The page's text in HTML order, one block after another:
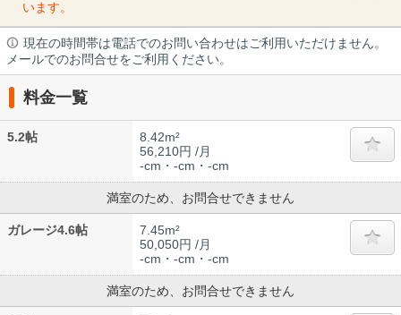
います。
現在の時間帯は電話でのお問い合わせはご利用いただけません。
メールでのお問合せをご利用ください。
料金一覧
5.2帖
8.42m²
56,210円 /月
-cm・-cm・-cm
満室のため、お問合せできません
ガレージ4.6帖
7.45m²
50,050円 /月
-cm・-cm・-cm
満室のため、お問合せできません